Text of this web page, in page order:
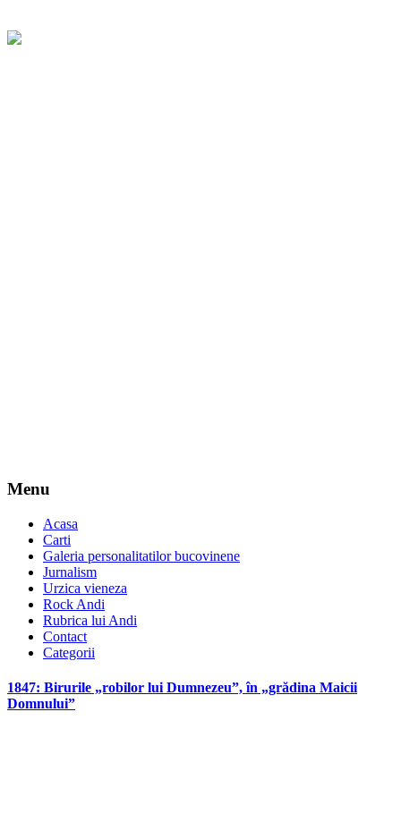
Menu
Acasa
Carti
Galeria personalitatilor bucovinene
Jurnalism
Urzica vieneza
Rock Andi
Rubrica lui Andi
Contact
Categorii
1847: Birurile „robilor lui Dumnezeu”, în „grădina Maicii
Domnului”